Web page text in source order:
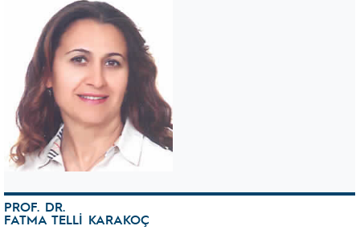
PROF. DR.
FATMA TELLİ KARAKOÇ